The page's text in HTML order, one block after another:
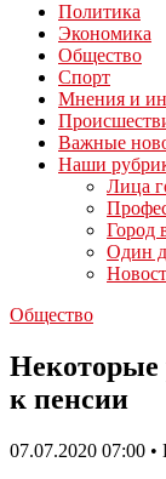
Политика
Экономика
Общество
Спорт
Мнения и
Важные
Наши
Лица
Город
Один
Общество
Некоторые
к пенсии
07.07.2020 07:00